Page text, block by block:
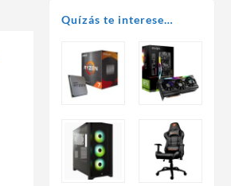
Quízás te interese…